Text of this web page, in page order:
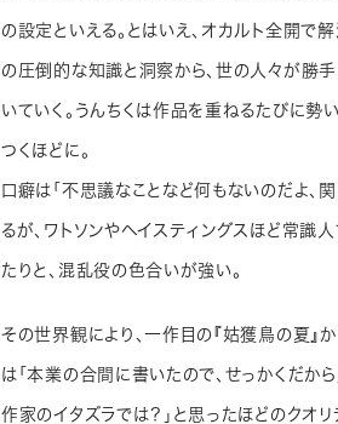
の設定といえる。とはいえ、オカルト全開で
の圧倒的な知識と洞察から、世の人々が勝
いていく。うんちくは作品を重ねるたびに勢
つくほどに。
口癖は「不思議なことなど何もないのだよ、
るが、ワトソンやヘイスティングスほど常識
たりと、混乱役の色合いが強い。
その世界観により、一作目の『姑獲鳥の夏』
は「本業の合間に書いたので、せっかくだか
作家のイタズラでは？」と思ったほどのクオ